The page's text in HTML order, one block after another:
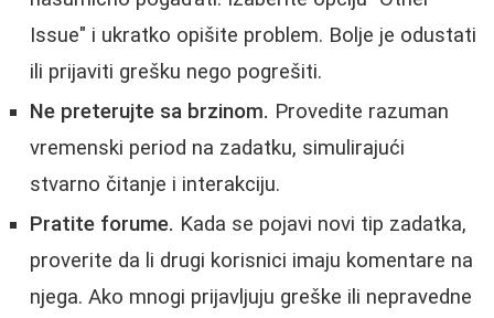
Issue" i ukratko opišite problem. Bolje je odustati
ili prijaviti grešku nego pogrešiti.
Ne preterujte sa brzinom. Provedite razuman
vremenski period na zadatku, simulirajući
stvarno čitanje i interakciju.
Pratite forume. Kada se pojavi novi tip zadatka,
proverite da li drugi korisnici imaju komentare na
njega. Ako mnogi prijavljuju greške ili nepravedne